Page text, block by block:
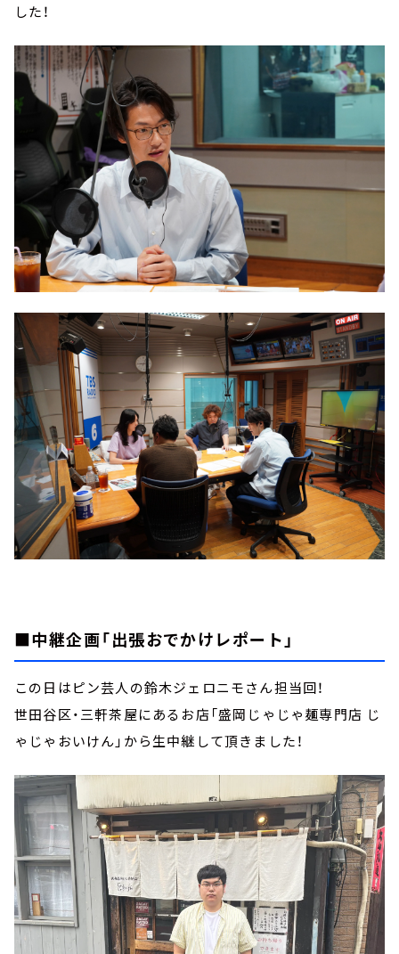
した！
■中継企画「出張おでかけレポート」
この日はピン芸人の鈴木ジェロニモさん担当回！
世田谷区・三軒茶屋にあるお店「盛岡じゃじゃ麺専門店 じ
ゃじゃおいけん」から生中継して頂きました！